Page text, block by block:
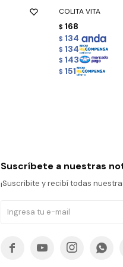
COLITA VITA
$ 168
$ 134
$ 134
$ 143
$ 151
Suscríbete a nuestras
¡Suscribite y recibí todas
   